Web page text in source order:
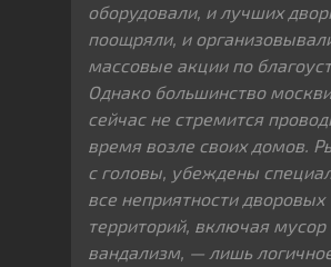
оборудовали, и лучших
поощряли, и
массовые акции по
Однако большинство
сейчас не стремится
время возле своих домов.
с головы, убеждены
все неприятности дворовых
территорий, включая мусор
вандализм, — лишь